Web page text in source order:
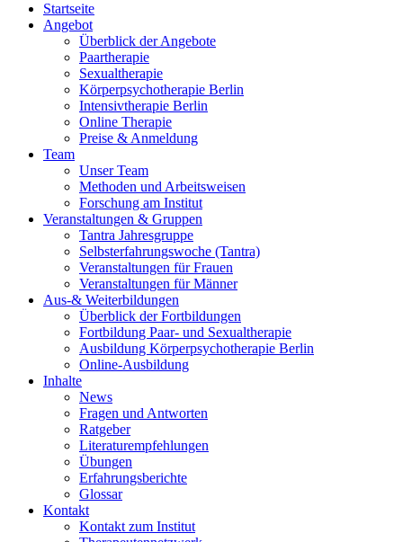
Startseite
Angebot
Überblick der Angebote
Paartherapie
Sexualtherapie
Körperpsychotherapie Berlin
Intensivtherapie Berlin
Online Therapie
Preise & Anmeldung
Team
Unser Team
Methoden und Arbeitsweisen
Forschung am Institut
Veranstaltungen & Gruppen
Tantra Jahresgruppe
Selbsterfahrungswoche (Tantra)
Veranstaltungen für Frauen
Veranstaltungen für Männer
Aus-& Weiterbildungen
Überblick der Fortbildungen
Fortbildung Paar- und Sexualtherapie
Ausbildung Körperpsychotherapie Berlin
Online-Ausbildung
Inhalte
News
Fragen und Antworten
Ratgeber
Literaturempfehlungen
Übungen
Erfahrungsberichte
Glossar
Kontakt
Kontakt zum Institut